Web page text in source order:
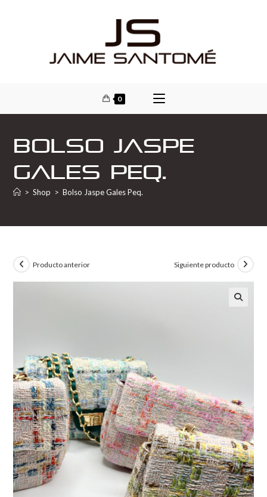
0
Bolso Jaspe
Gales Peq.
> Shop > Bolso Jaspe Gales Peq.
Producto anterior Siguiente producto